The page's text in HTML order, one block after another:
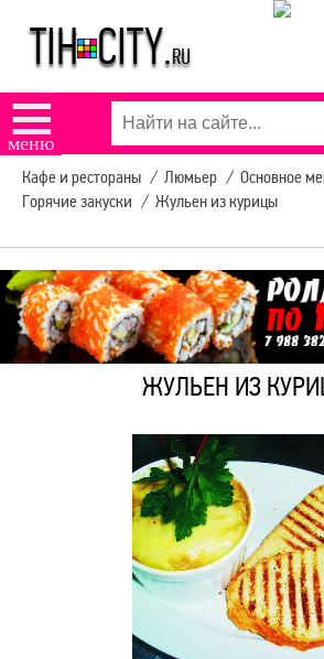
КАФЕ "ЁЖИК"
КАФЕ
КАФЕ
ПИЦЦЕРИЯ
УСЛУГИ В
☰
меню
Кафе и рестораны / Люмьер / Основное
Горячие закуски / Жульен из курицы
ЖУЛЬЕН ИЗ